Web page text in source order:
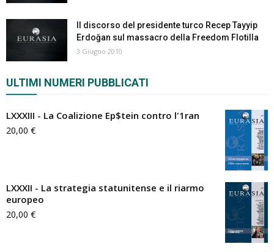
Il discorso del presidente turco Recep Tayyip
Erdoğan sul massacro della Freedom Flotilla
3 Giugno 2010
ULTIMI NUMERI PUBBLICATI
LXXXIII - La Coalizione Ep$tein contro l'1ran
20,00 €
LXXXII - La strategia statunitense e il riarmo
europeo
20,00 €